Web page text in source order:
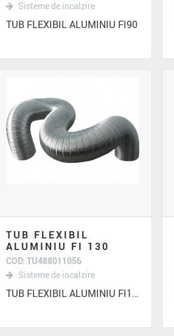
Sisteme de incalzire
TUB FLEXIBIL ALUMINIU FI90
TUB FLEXIBIL
ALUMINIU FI 130
COD: TU488011056
Sisteme de incalzire
TUB FLEXIBIL ALUMINIU FI130